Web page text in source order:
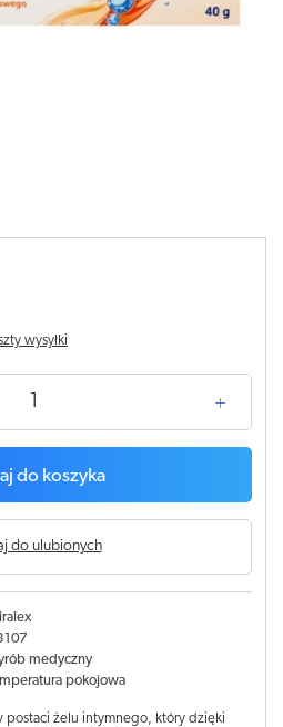
wysyłki
do koszyka
do ulubionych
medyczny
pokojowa
postaci żelu intymnego, który dzięki